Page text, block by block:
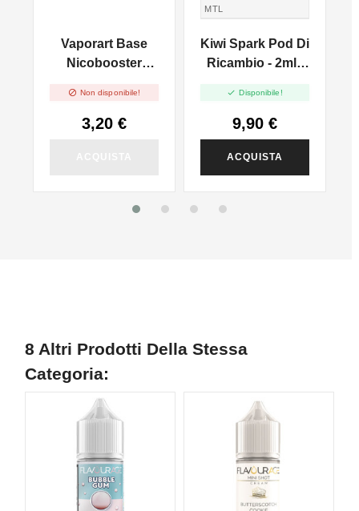
Vaporart Base
Nicobooster
 Non disponibile!
3,20 €
MTL
MTL
Kiwi Spark Pod Di
Ricambio - 2ml -
 Disponibile!
9,90 €
ACQUISTA
8 Altri Prodotti Della Stessa
Categoria: